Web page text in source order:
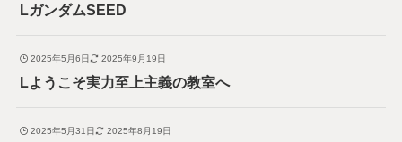
LガンダムSEED
2025年5月6日 2025年9月19日
Lようこそ実力至上主義の教室へ
2025年5月31日 2025年8月19日